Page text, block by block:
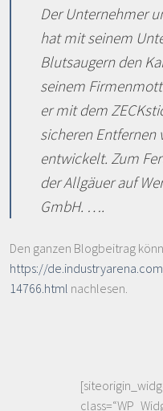
Der Unternehmer
hat mit seinem
Blutsaugern den
seinem
er mit dem
sicheren Entfernen
entwickelt. Zum
der Allgäuer auf
GmbH. ….
Den ganzen Blogbeitrag
https://
14766.html nachlesen.